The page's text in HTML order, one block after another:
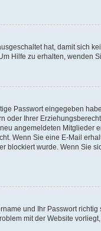
hat, damit sich
Hilfe zu erhalten, wenden
Passwort eingegeben
oder Ihrer
angemeldeten
Wenn Sie eine E-Mail
blockiert wurde. Wenn Sie
und Ihr Passwort
mit der Website